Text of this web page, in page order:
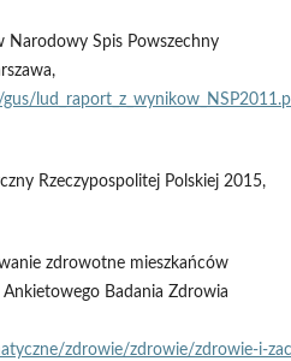
Narodowy Spis Powszechny
Rzeczypospolitej Polskiej 2015,
zdrowotne mieszkańców
Badania Zdrowia
zdrowie/zdrowie/